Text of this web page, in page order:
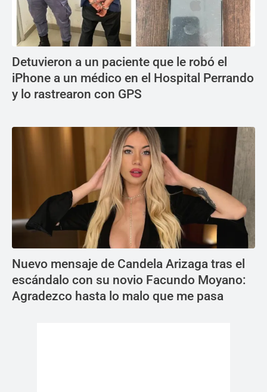
Detuvieron a un paciente que le robó el
iPhone a un médico en el Hospital Perrando
y lo rastrearon con GPS
Nuevo mensaje de Candela Arizaga tras el
escándalo con su novio Facundo Moyano:
Agradezco hasta lo malo que me pasa